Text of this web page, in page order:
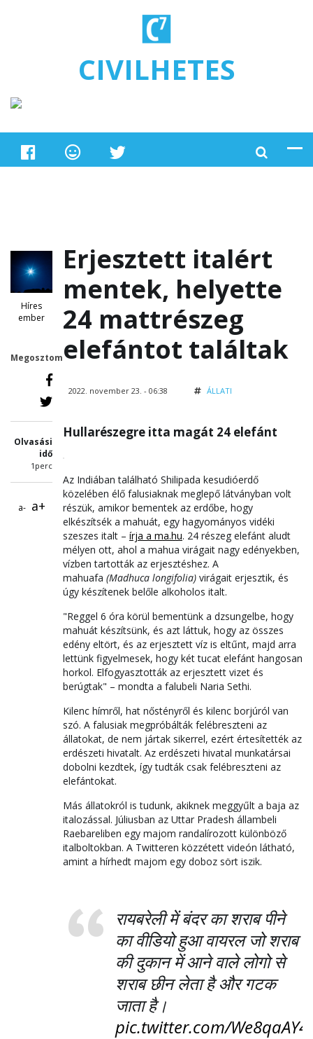
CIVILHETES
Híres
ember
Megosztom
Olvasási
idő
1perc
a- a+
Erjesztett italért
mentek, helyette
24 mattrészeg
elefántot találtak
2022. november 23. - 06:38 ÁLLATI
Hullarészegre itta magát 24 elefánt
Az Indiában található Shilipada kesudióerdő
közelében élő falusiaknak meglepő látványban volt
részük, amikor bementek az erdőbe, hogy
elkészítsék a mahuát, egy hagyományos vidéki
szeszes italt – írja a ma.hu. 24 részeg elefánt aludt
mélyen ott, ahol a mahua virágait nagy edényekben,
vízben tartották az erjesztéshez. A
mahuafa (Madhuca longifolia) virágait erjesztik, és
úgy készítenek belőle alkoholos italt.
"Reggel 6 óra körül bementünk a dzsungelbe, hogy
mahuát készítsünk, és azt láttuk, hogy az összes
edény eltört, és az erjesztett víz is eltűnt, majd arra
lettünk figyelmesek, hogy két tucat elefánt hangosan
horkol. Elfogyasztották az erjesztett vizet és
berúgtak" – mondta a falubeli Naria Sethi.
Kilenc hímről, hat nőstényről és kilenc borjúról van
szó. A falusiak megpróbálták felébreszteni az
állatokat, de nem jártak sikerrel, ezért értesítették az
erdészeti hivatalt. Az erdészeti hivatal munkatársai
dobolni kezdtek, így tudták csak felébreszteni az
elefántokat.
Más állatokról is tudunk, akiknek meggyűlt a baja az
italozással. Júliusban az Uttar Pradesh állambeli
Raebareliben egy majom randalírozott különböző
italboltokban. A Twitteren közzétett videón látható,
amint a hírhedt majom egy doboz sört iszik.
रायबरेली में बंदर का शराब पीने
का वीडियो हुआ वायरल जो शराब
की दुकान में आने वाले लोगो से
शराब छीन लेता है और गटक
जाता है।
pic.twitter.com/